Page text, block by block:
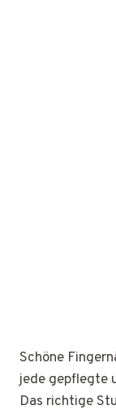
Schöne
jede gepflegte
Das richtige